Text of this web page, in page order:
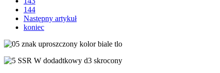
144
Następny artykuł
koniec